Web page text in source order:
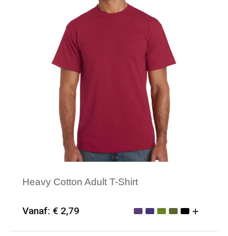
Heavy Cotton Adult T-Shirt
Vanaf: € 2,79
Minimale afname: 50